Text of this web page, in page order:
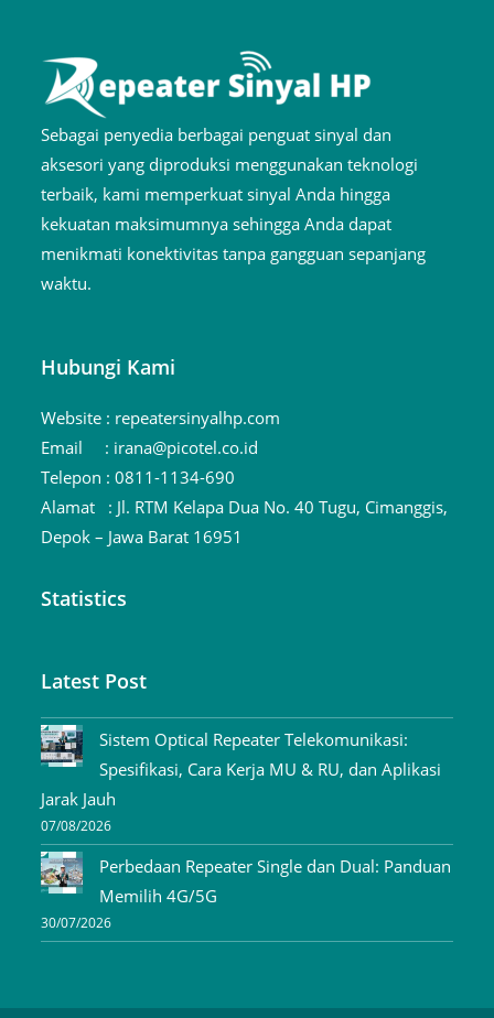
Sebagai penyedia berbagai penguat sinyal dan
aksesori yang diproduksi menggunakan teknologi
terbaik, kami memperkuat sinyal Anda hingga
kekuatan maksimumnya sehingga Anda dapat
menikmati konektivitas tanpa gangguan sepanjang
waktu.
Hubungi Kami
Website : repeatersinyalhp.com
Email : irana@picotel.co.id
Telepon :0811-1134-690
Alamat : Jl. RTM Kelapa Dua No. 40 Tugu, Cimanggis,
Depok – Jawa Barat 16951
Statistics
Latest Post
Sistem Optical Repeater Telekomunikasi:
Spesifikasi, Cara Kerja MU & RU, dan Aplikasi
Jarak Jauh
07/08/2026
Perbedaan Repeater Single dan Dual: Panduan
Memilih 4G/5G
30/07/2026